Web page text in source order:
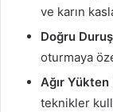
ve karın
Doğru
oturmaya
Ağır Yükten
teknikler